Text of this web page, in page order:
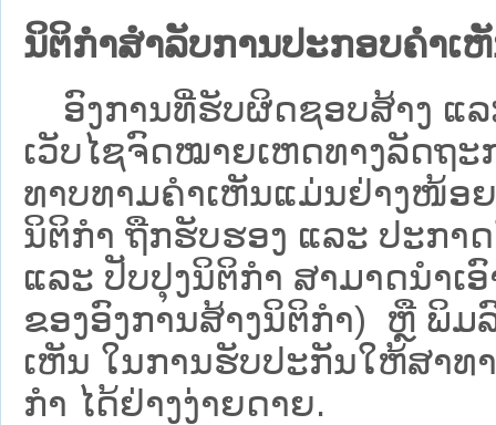
ນິຕິກຳສຳລັບການປະກອບຄຳເ
ອົງການທີ່ຮັບຜິດຊອບສ້າງ ແລ
ເວັບ​ໄຊຈົດໝາຍເຫດທາງລັດຖະ
ທາບທາມຄໍາເຫັນແມ່ນຢ່າງໜ້ອ
ນິຕິກໍາ ຖືກຮັບຮອງ ແລະ ປະກາ
ແລະ ປັບປຸງນິຕິກໍາ ສາມາດນຳເ
ຂອງອົງການສ້າງນິຕິກຳ) ຫຼື ພິມ
ເຫັນ ໃນການຮັບປະກັນໃຫ້ສາທ
ກຳ ໄດ້ຢ່າງງ່າຍດາຍ.